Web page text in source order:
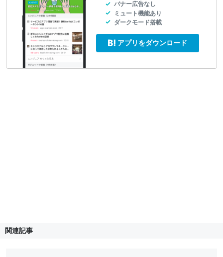
バナー広告なし
ミュート機能あり
ダークモード搭載
アプリをダウンロード
関連記事